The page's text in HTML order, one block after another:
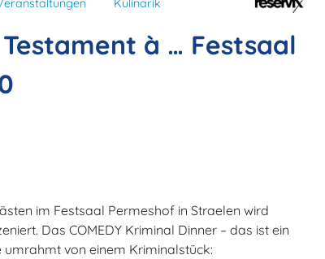
Kulinarik
à … Festsaal
im Festsaal Permeshof in Straelen wird
Das COMEDY Kriminal Dinner – das ist ein
von einem Kriminalstück: